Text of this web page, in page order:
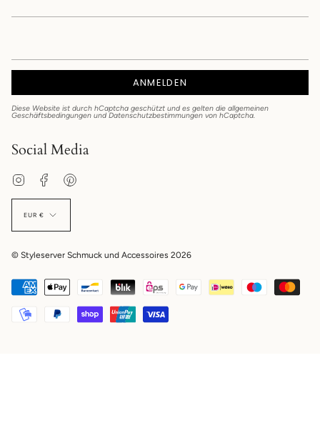
ANMELDEN
Diese Website ist durch hCaptcha geschützt und es gelten die allgemeinen
Geschäftsbedingungen und Datenschutzbestimmungen von hCaptcha.
Social Media
InstagramFacebook
EUR €
© Styleserver Schmuck und Accessoires 2026